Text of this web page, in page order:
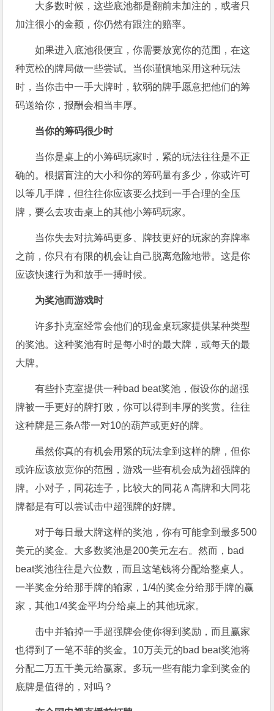
大多数时候，这些底池都是翻前未加注的，或者只
加注很小的金额，你仍然有跟注的赔率。
如果进入底池很便宜，你需要放宽你的范围，在这
种宽松的牌局做一些尝试。当你谨慎地采用这种玩法
时，当你击中一手大牌时，软弱的牌手愿意把他们的筹
码送给你，报酬会相当丰厚。
当你的筹码很少时
当你是桌上的小筹码玩家时，紧的玩法往往是不正
确的。根据盲注的大小和你的筹码量有多少，你或许可
以等几手牌，但往往你应该要么找到一手合理的全压
牌，要么去攻击桌上的其他小筹码玩家。
当你失去对抗筹码更多、牌技更好的玩家的弃牌率
之前，你只有有限的机会让自己脱离危险地带。这是你
应该快速行为和放手一搏时候。
为奖池而游戏时
许多扑克室经常会他们的现金桌玩家提供某种类型
的奖池。这种奖池有时是每小时的最大牌，或每天的最
大牌。
有些扑克室提供一种bad beat奖池，假设你的超强
牌被一手更好的牌打败，你可以得到丰厚的奖赏。往往
这种牌是三条A带一对10的葫芦或更好的牌。
虽然你真的有机会用紧的玩法拿到这样的牌，但你
或许应该放宽你的范围，游戏一些有机会成为超强牌的
牌。小对子，同花连子，比较大的同花Ａ高牌和大同花
牌都是有可以尝试击中超强牌的好牌。
对于每日最大牌这样的奖池，你有可能拿到最多500
美元的奖金。大多数奖池是200美元左右。然而，bad
beat奖池往往是六位数，而且这笔钱将分配给整桌人。
一半奖金分给那手牌的输家，1/4的奖金分给那手牌的赢
家，其他1/4奖金平均分给桌上的其他玩家。
击中并输掉一手超强牌会使你得到奖励，而且赢家
也得到了一笔不菲的奖金。10万美元的bad beat奖池将
分配二万五千美元给赢家。多玩一些有能力拿到奖金的
底牌是值得的，对吗？